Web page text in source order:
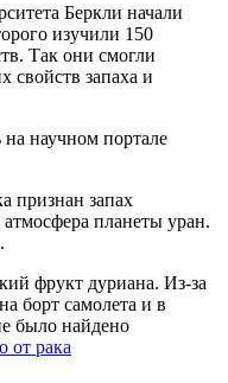
Беркли начали
изучили 150
Так они смогли
свойств запаха и
на научном портале
признан запах
атмосфера планеты уран.
фрукт дуриана. Из-за
борт самолета и в
было найдено
от рака